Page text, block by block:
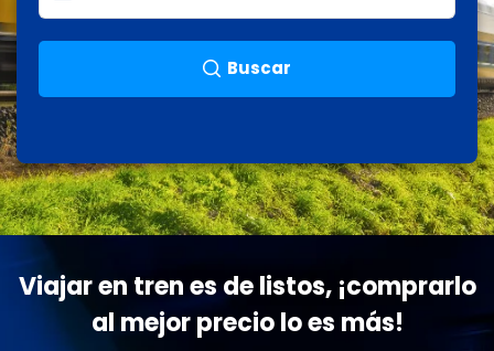
Buscar
Viajar en tren es de listos, ¡comprarlo
al mejor precio lo es más!